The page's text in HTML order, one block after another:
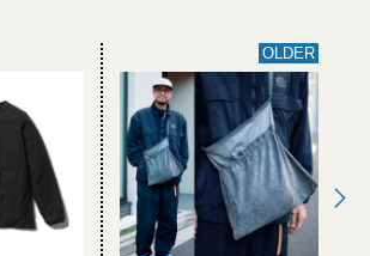
OLDER